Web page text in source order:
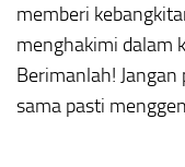
memberi
menghakimi dalam
Berimanlah!
sama pasti